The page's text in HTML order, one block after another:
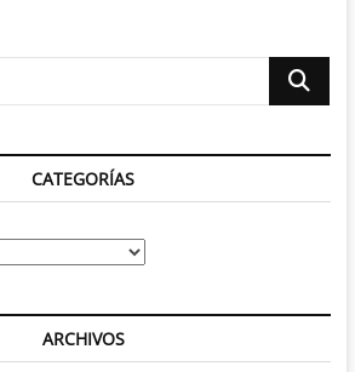
Buscar
CATEGORÍAS
ARCHIVOS